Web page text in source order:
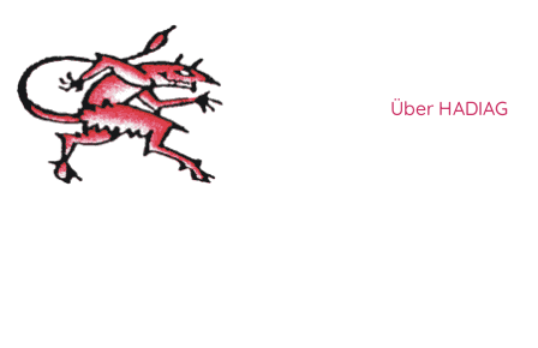
Über HADIAG